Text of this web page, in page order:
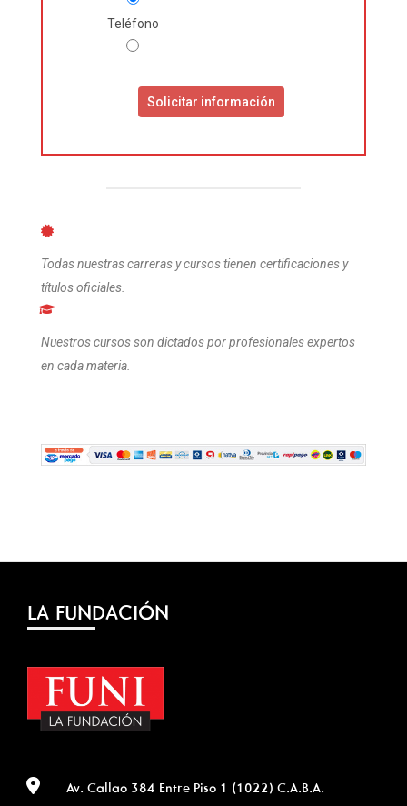
Teléfono
Todas nuestras carreras y cursos tienen certificaciones y
títulos oficiales.
Nuestros cursos son dictados por profesionales expertos
en cada materia.
LA FUNDACIÓN
Av. Callao 384 Entre Piso 1 (1022) C.A.B.A.